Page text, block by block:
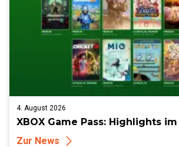
4. August 2026
XBOX Game Pass: Highlights
Zur News